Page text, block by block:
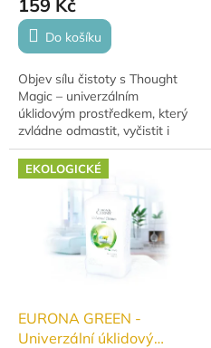
159 Kč
Do košíku
Objev sílu čistoty s Thought
Magic – univerzálním
úklidovým prostředkem, který
zvládne odmastit, vyčistit i
provonět celý váš domov.
Stačí pár kapek a vaše
povrchy budou zářit...
EKOLOGICKÉ
EURONA GREEN -
Univerzální úklidový